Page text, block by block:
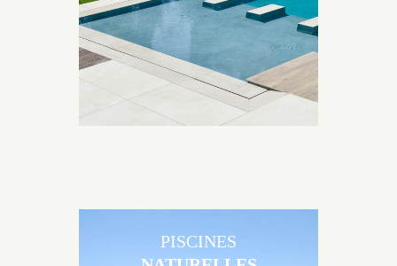
options disponibles, miroir, couloir de nage, plage
immergée, débordement.
PISCINES